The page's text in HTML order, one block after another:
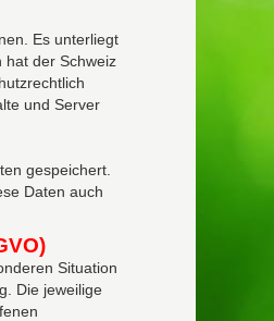
Es unterliegt
hat der Schweiz
und Server
gespeichert.
Daten auch
Situation
Die jeweilige